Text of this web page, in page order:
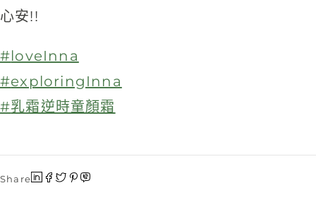
心安!!
#loveInna
#exploringInna
#乳霜逆時童顏霜
Share